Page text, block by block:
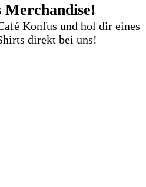
Merchandise!
Konfus und hol dir eines
direkt bei uns!